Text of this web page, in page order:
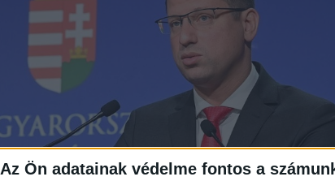
Az Ön adatainak védelme fontos a